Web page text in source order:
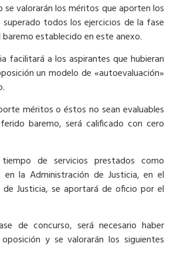
se valorarán los méritos que aporten los
todos los ejercicios de la fase
establecido en este anexo.
facilitará a los aspirantes que hubieran
un modelo de «autoevaluación»
méritos o éstos no sean evaluables
baremo, será calificado con cero
de servicios prestados como
en la Administración de Justicia, en el
Justicia, se aportará de oficio por el
de concurso, será necesario haber
y se valorarán los siguientes